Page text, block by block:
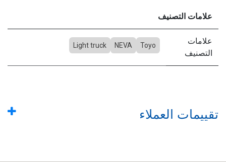
علامات التصنيف
علامات
التصنيف
Toyo
NEVA
Light truck
تقييمات العملاء